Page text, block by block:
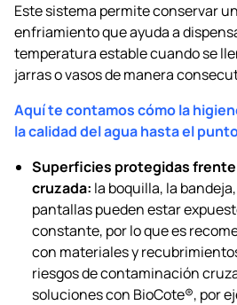
Este sistema permite conservar
enfriamiento que ayuda a
temperatura estable cuando se
jarras o vasos de manera
Aquí te contamos cómo la
la calidad del agua hasta el
Superficies protegidas frente
cruzada: la boquilla, la
pantallas pueden estar
constante, por lo que es
con materiales y
riesgos de contaminación
soluciones con BioCote®, por